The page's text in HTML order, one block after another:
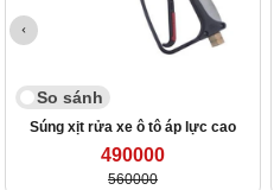
So sánh
Súng xịt rửa xe ô tô áp lực cao
490000
560000